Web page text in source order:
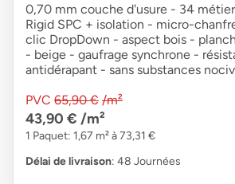
0,70 mm couche d'usure - 34
Rigid SPC + isolation - micro-
clic DropDown - aspect bois -
- beige - gaufrage synchrone -
antidérapant - sans substances
PVC 65,90 € /m²
43,90 € /m²
1 Paquet: 1,67 m² à 73,31 €
Délai de livraison: 48 Journées